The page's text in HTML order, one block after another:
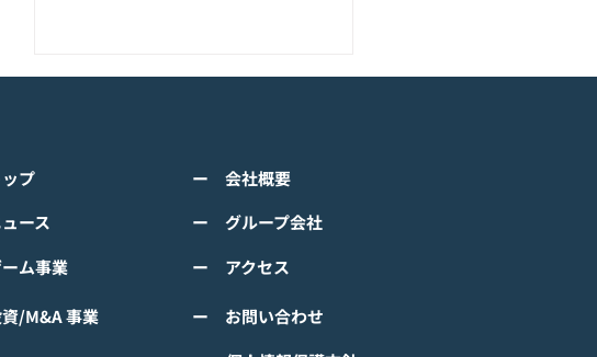
のぼの なにしてる？』<span
class="space"></span>グロ
詳しくは下記PDFをご確認くださ
い。 【ゲームオン プレスリリ
ース】 TVアニメーション 『ぼの
ぼの なにしてる？』事前登録受
プ
ース
ム事業
/M&A 事業
ー 会社概要
ー グループ会社
ー アクセス
ー お問い合わせ